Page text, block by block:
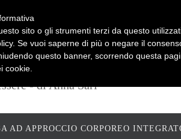
- di Anna Sari
AD APPROCCIO CORPOREO
sito o gli strumenti terzi da questo
Se vuoi saperne di più o negare il
questo banner, scorrendo questa
cookie.